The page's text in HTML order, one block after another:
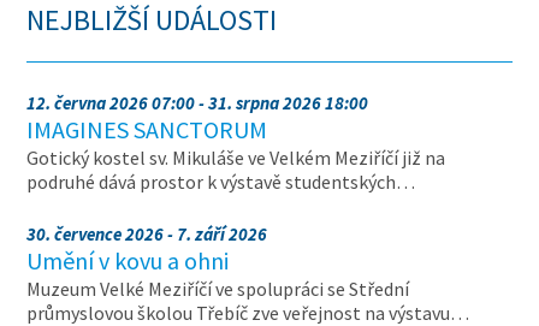
NEJBLIŽŠÍ UDÁLOSTI
12. června 2026 07:00 - 31. srpna 2026 18:00
IMAGINES SANCTORUM
Gotický kostel sv. Mikuláše ve Velkém Meziříčí již na
podruhé dává prostor k výstavě studentských…
30. července 2026 - 7. září 2026
Umění v kovu a ohni
Muzeum Velké Meziříčí ve spolupráci se Střední
průmyslovou školou Třebíč zve veřejnost na výstavu…